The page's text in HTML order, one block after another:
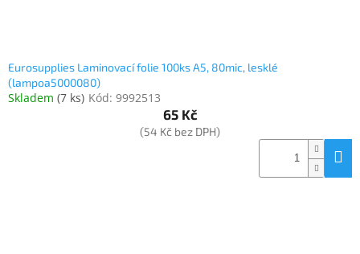
Eurosupplies Laminovací folie 100ks A5, 80mic, lesklé
(lampoa5000080)
Skladem (7 ks) Kód: 9992513
65 Kč
(54 Kč bez DPH)